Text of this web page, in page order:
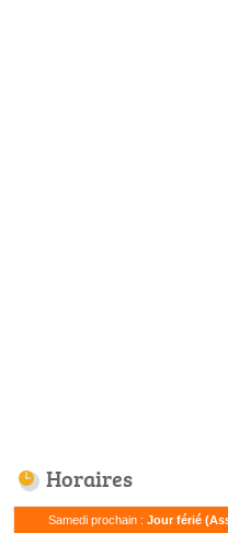
Horaires
Samedi prochain : Jour férié